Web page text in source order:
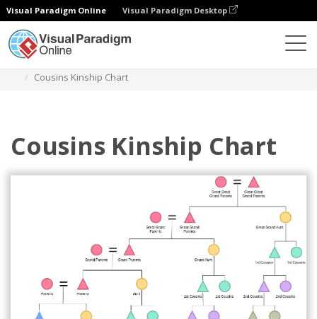
Visual Paradigm Online Visual Paradigm Desktop
Cousins Kinship Chart
Cousins Kinship Chart